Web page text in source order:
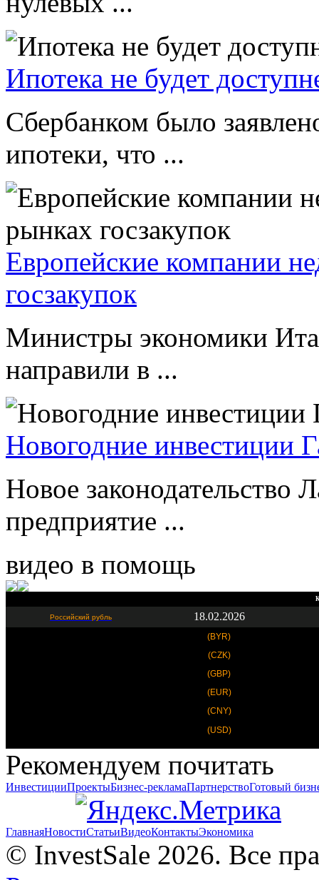
Ипотека не будет
Сбербанком было
ипотеки, что ...
Европейские компании
госзакупок
Министры экономики
направили в ...
Новогодние инвестиции
Новое законодательство
предприятие ...
видео в помощь
Российский рубль 18.02.2026
(BYR)
(CZK)
(GBP)
(EUR)
(CNY)
(USD)
Рекомендуем почитать
ИнвестицииПроектыБизнес-рекламаПартнерствоГотовый
ГлавнаяНовостиСтатьиВидеоКонтактыЭкономика
© InvestSale 2026. Все